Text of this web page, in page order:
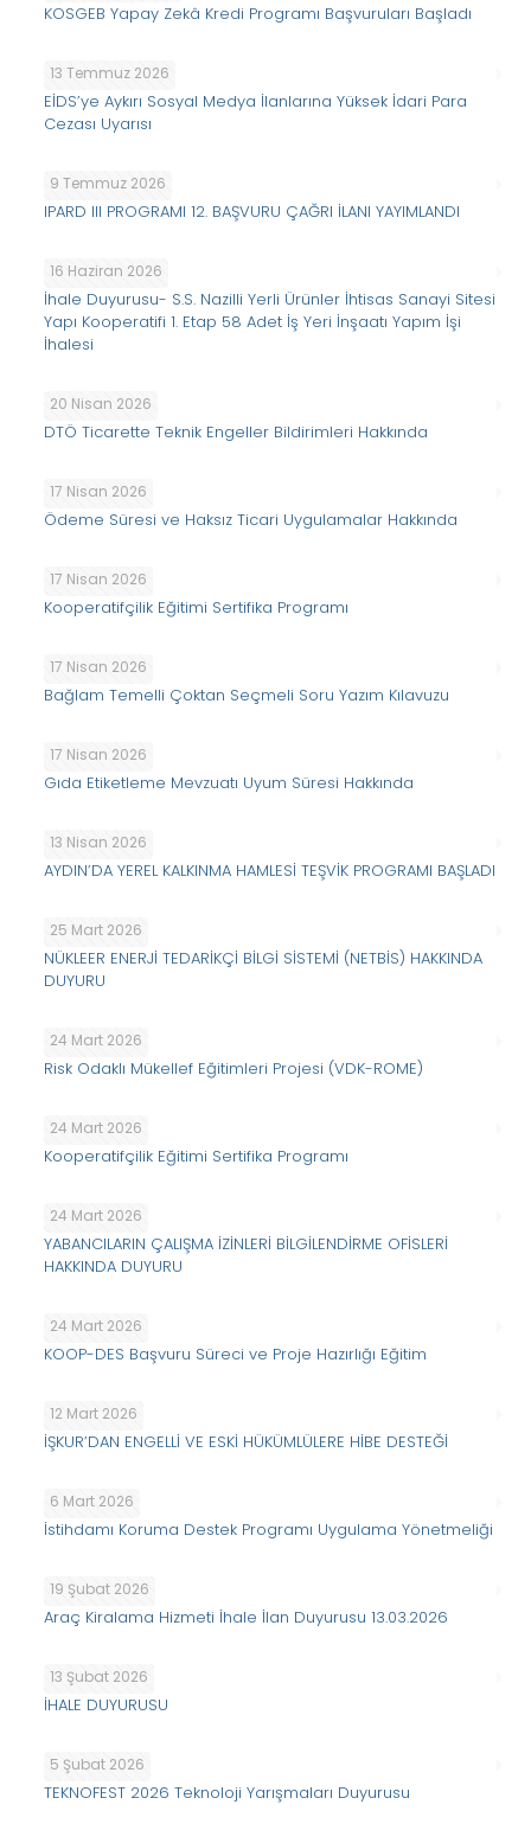
KOSGEB Yapay Zekâ Kredi Programı Başvuruları Başladı
13 Temmuz 2026
EİDS’ye Aykırı Sosyal Medya İlanlarına Yüksek İdari Para
Cezası Uyarısı
9 Temmuz 2026
IPARD III PROGRAMI 12. BAŞVURU ÇAĞRI İLANI YAYIMLANDI
16 Haziran 2026
İhale Duyurusu- S.S. Nazilli Yerli Ürünler İhtisas Sanayi Sitesi
Yapı Kooperatifi 1. Etap 58 Adet İş Yeri İnşaatı Yapım İşi
İhalesi
20 Nisan 2026
DTÖ Ticarette Teknik Engeller Bildirimleri Hakkında
17 Nisan 2026
Ödeme Süresi ve Haksız Ticari Uygulamalar Hakkında
17 Nisan 2026
Kooperatifçilik Eğitimi Sertifika Programı
17 Nisan 2026
Bağlam Temelli Çoktan Seçmeli Soru Yazım Kılavuzu
17 Nisan 2026
Gıda Etiketleme Mevzuatı Uyum Süresi Hakkında
13 Nisan 2026
AYDIN’DA YEREL KALKINMA HAMLESİ TEŞVİK PROGRAMI BAŞLADI
25 Mart 2026
NÜKLEER ENERJİ TEDARİKÇİ BİLGİ SİSTEMİ (NETBİS) HAKKINDA
DUYURU
24 Mart 2026
Risk Odaklı Mükellef Eğitimleri Projesi (VDK-ROME)
24 Mart 2026
Kooperatifçilik Eğitimi Sertifika Programı
24 Mart 2026
YABANCILARIN ÇALIŞMA İZİNLERİ BİLGİLENDİRME OFİSLERİ
HAKKINDA DUYURU
24 Mart 2026
KOOP-DES Başvuru Süreci ve Proje Hazırlığı Eğitim
12 Mart 2026
İŞKUR’DAN ENGELLİ VE ESKİ HÜKÜMLÜLERE HİBE DESTEĞİ
6 Mart 2026
İstihdamı Koruma Destek Programı Uygulama Yönetmeliği
19 Şubat 2026
Araç Kiralama Hizmeti İhale İlan Duyurusu 13.03.2026
13 Şubat 2026
İHALE DUYURUSU
5 Şubat 2026
TEKNOFEST 2026 Teknoloji Yarışmaları Duyurusu